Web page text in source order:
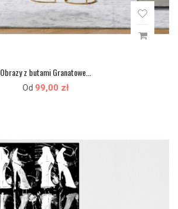
Obrazy z butami Granatowe...
Od 99,00 zł